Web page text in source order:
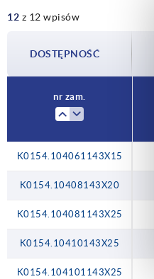
12 z 12 wpisów
DOSTĘPNOŚĆ
nr zam.
K0154.104061143X15
K0154.10408143X20
K0154.104081143X25
K0154.10410143X25
K0154.104101143X25